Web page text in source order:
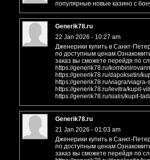
популярные новые казино с
Generik78.ru
22 Jan 2026 - 10:27 am
Дженерики купить в Санкт-
по доступным
заказ вы сможете перейдя по
https://generik78.ru/
https://generik78.ru/dapoksetin/
https://generik78.ru/viagra/viagra-
https://generik78.ru/levitra/kupit-
https://generik78.ru/sialis/kupit-
Generik78.ru
21 Jan 2026 - 01:03 am
Дженерики купить в Санкт-
по доступным
заказ вы сможете перейдя по